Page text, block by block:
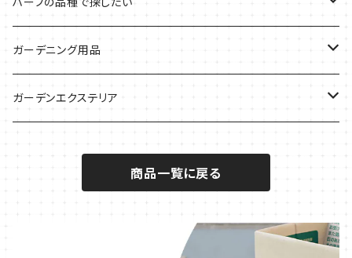
サラダに使いたい
秋植えで料理に
夏のハーブガーデンに
虫よけに使いたい
ハーブバスに
ジャガイモのコンパニオン
葉物野菜のコンパニオン
キュウリのコンパニオン
ミント・ハーブ苗
バジル・ハーブ苗
タイム・ハーブ苗
ガーデニング用品
その他
ガーデンエクステリア
商品一覧に戻る